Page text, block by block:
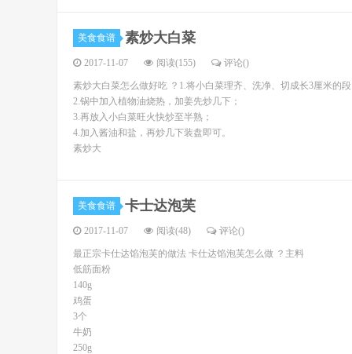
美食食谱 素炒大白菜
2017-11-07 阅读(155) 评论()
素炒大白菜怎么做好吃 ？1.将小白菜理齐、洗净、切成长3厘米的
2.锅中加入植物油烧热，加姜先炒几下；
3.再放入小白菜旺火快炒至半熟；
4.加入酱油和盐，再炒几下装盘即可。
素炒大
美食食谱 卡士达泡芙
2017-11-07 阅读(48) 评论()
最正宗卡仕达馅泡芙的做法 卡仕达馅泡芙怎么做 ？主料
低筋面粉
140g
鸡蛋
3个
牛奶
250g